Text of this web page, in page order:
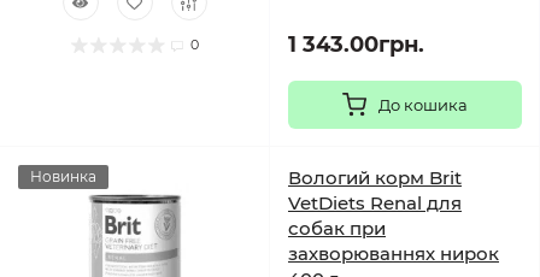
0 1 343.00грн.
До кошика
Новинка
Вологий корм Brit
VetDiets Renal для
собак при
захворюваннях нирок